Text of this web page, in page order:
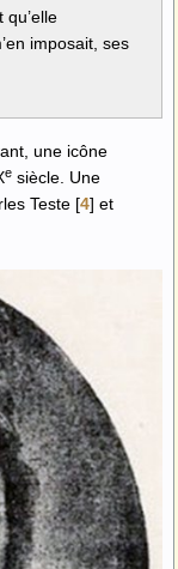
imposait, ses
une icône
esiècle. Une
Teste[4] et